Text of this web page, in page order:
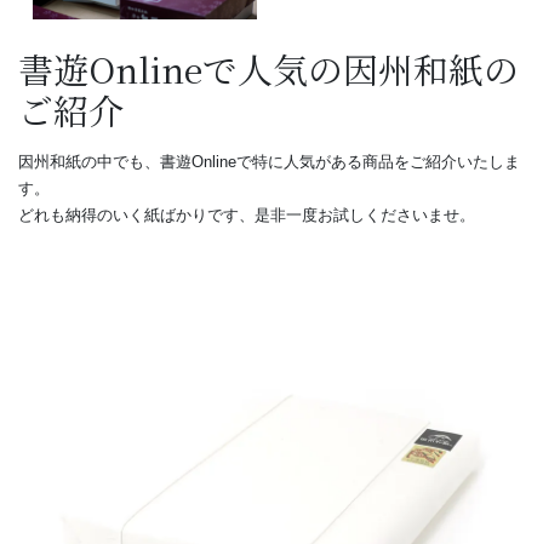
書遊Onlineで人気の因州和紙の
ご紹介
因州和紙の中でも、書遊Onlineで特に人気がある商品をご紹介いたしま
す。
どれも納得のいく紙ばかりです、是非一度お試しくださいませ。